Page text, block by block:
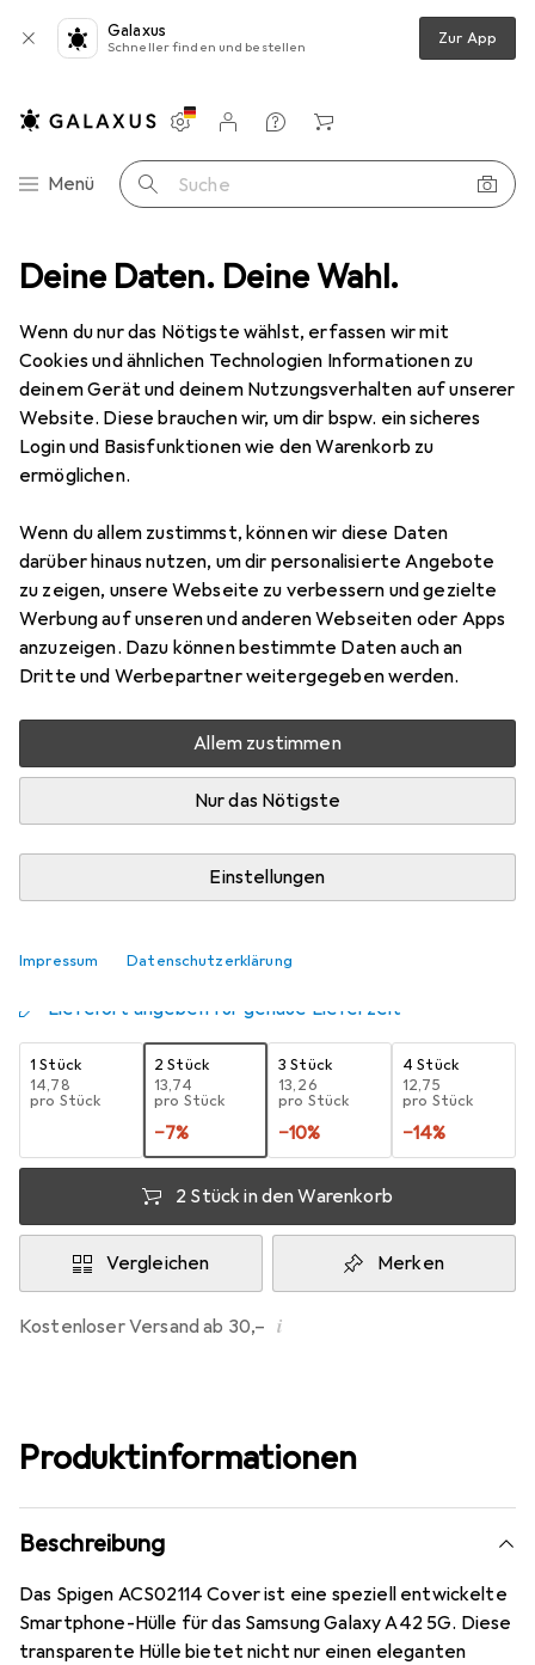
Deine Daten. Deine Wahl.
Wenn du nur das Nötigste wählst, erfassen wir mit
Cookies und ähnlichen Technologien Informationen zu
deinem Gerät und deinem Nutzungsverhalten auf unserer
Website. Diese brauchen wir, um dir bspw. ein sicheres
Login und Basisfunktionen wie den Warenkorb zu
ermöglichen.
Wenn du allem zustimmst, können wir diese Daten
darüber hinaus nutzen, um dir personalisierte Angebote
zu zeigen, unsere Webseite zu verbessern und gezielte
Werbung auf unseren und anderen Webseiten oder Apps
anzuzeigen. Dazu können bestimmte Daten auch an
Dritte und Werbepartner weitergegeben werden.
Allem zustimmen
Nur das Nötigste
Einstellungen
Impressum Datenschutzerklärung
Galaxus
Schneller finden und bestellen Zur App
Navigation nach Kategorien
Menü Suche
Einstellungen
Kundenkonto
Vergleichslisten
Merklisten
Warenkorb
- Cover - Samsung - Galaxy A42 5G - 16,8 cm (6.6 Zoll) - Transparent
11 Bilder
MENGENRABATT
SpigenACS02114 - Cover - Samsung -
Galaxy A42 5G - 16,8 cm (6.6 Zoll) -
Transparent
Samsung Galaxy A42 5G
Preis in EUR inkl. MwSt.
EUR
13,74
Schneller lieferbar
Angebot fürEUR
23,57
Bewertungen Marke
Mehr von Spigen
Mehr als 10 Stück an Lager beim Lieferanten
Lieferort angeben für genaue Lieferzeit
1 Stück
EUR
14,78
pro Stück
2 Stück
EUR
13,74
pro Stück
−7%
3 Stück
EUR
13,26
pro Stück
−10%
4 Stück
EUR
12,75
pro Stück
−14%
2 Stück in den Warenkorb
Vergleichen Merken
Kostenloser Versand ab 30,– i
Produktinformationen
Beschreibung
Das Spigen ACS02114 Cover ist eine speziell entwickelte
Smartphone-Hülle für das Samsung Galaxy A42 5G. Diese
transparente Hülle bietet nicht nur einen eleganten